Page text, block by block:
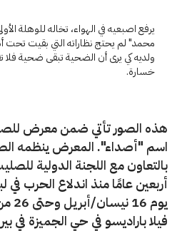
يرفع اصبعيه في الهواء، تخاله للوهلة
محمد" لم يحتج نظاراته التي بقيت تحت
ولديه كي يرى أن الضحية تبقى ضحية فلا
خسارة.
هذه الصور تأتي ضمن معرض
اسم "أصداء". المعرض ينظمه
بالتعاون مع اللجنة الدولية
أربعين عامًا منذ اندلاع الحرب
فيلا باراديسو في حي الجميزة في